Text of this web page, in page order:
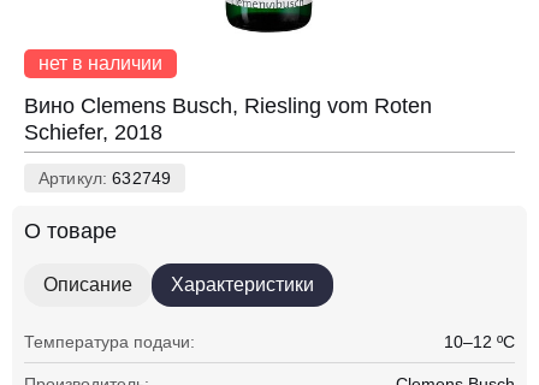
нет в наличии
Вино Clemens Busch, Riesling vom Roten
Schiefer, 2018
Артикул:632749
О товаре
Описание Характеристики
Температура подачи: 10–12 ºC